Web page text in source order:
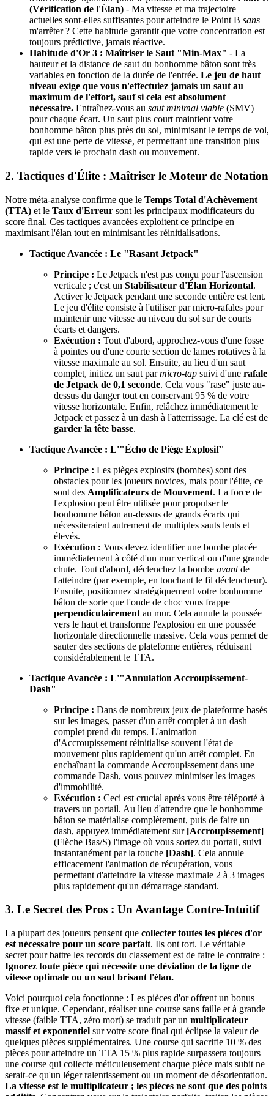
(Vérification de l'Élan) - Ma vitesse et ma trajectoire
actuelles sont-elles suffisantes pour atteindre le Point B sans
m'arrêter ? Cette habitude garantit que votre concentration est
toujours prédictive, jamais réactive.
Habitude d'Or 3 : Maîtriser le Saut "Min-Max" - La
hauteur et la distance de saut du bonhomme bâton sont très
variables en fonction de la durée de l'entrée. Le jeu de haut
niveau exige que vous n'effectuiez jamais un saut au
maximum de l'effort, sauf si cela est absolument
nécessaire. Entraînez-vous au saut minimal viable (SMV)
pour chaque écart. Un saut plus court maintient votre
bonhomme bâton plus près du sol, minimisant le temps de vol,
qui est une perte de vitesse, et permettant une transition plus
rapide vers le prochain dash ou mouvement.
2. Tactiques d'Élite : Maîtriser le Moteur de Notation
Notre méta-analyse confirme que le Temps Total d'Achèvement
(TTA) et le Taux d'Erreur sont les principaux modificateurs du
score final. Ces tactiques avancées exploitent ce principe en
maximisant l'élan tout en minimisant les réinitialisations.
Tactique Avancée : Le "Rasant Jetpack"
Principe : Le Jetpack n'est pas conçu pour l'ascension
verticale ; c'est un Stabilisateur d'Élan Horizontal.
Activer le Jetpack pendant une seconde entière est lent.
Le jeu d'élite consiste à l'utiliser par micro-rafales pour
maintenir une vitesse au niveau du sol sur de courts
écarts et dangers.
Exécution : Tout d'abord, approchez-vous d'une fosse
à pointes ou d'une courte section de lames rotatives à la
vitesse maximale au sol. Ensuite, au lieu d'un saut
complet, initiez un saut parmicro-tap suivi d'une rafale
de Jetpack de 0,1 seconde. Cela vous "rase" juste au-
dessus du danger tout en conservant 95 % de votre
vitesse horizontale. Enfin, relâchez immédiatement le
Jetpack et passez à un dash à l'atterrissage. La clé est de
garder la tête basse.
Tactique Avancée : L'"Écho de Piège Explosif"
Principe : Les pièges explosifs (bombes) sont des
obstacles pour les joueurs novices, mais pour l'élite, ce
sont des Amplificateurs de Mouvement. La force de
l'explosion peut être utilisée pour propulser le
bonhomme bâton au-dessus de grands écarts qui
nécessiteraient autrement de multiples sauts lents et
élevés.
Exécution : Vous devez identifier une bombe placée
immédiatement à côté d'un mur vertical ou d'une grande
chute. Tout d'abord, déclenchez la bombe avantde
l'atteindre (par exemple, en touchant le fil déclencheur).
Ensuite, positionnez stratégiquement votre bonhomme
bâton de sorte que l'onde de choc vous frappe
perpendiculairement au mur. Cela annule la poussée
vers le haut et transforme l'explosion en une poussée
horizontale directionnelle massive. Cela vous permet de
sauter des sections de plateforme entières, réduisant
considérablement le TTA.
Tactique Avancée : L'"Annulation Accroupissement-
Dash"
Principe : Dans de nombreux jeux de plateforme basés
sur les images, passer d'un arrêt complet à un dash
complet prend du temps. L'animation
d'Accroupissement réinitialise souvent l'état de
mouvement plus rapidement qu'un arrêt complet. En
enchaînant la commande Accroupissement dans une
commande Dash, vous pouvez minimiser les images
d'immobilité.
Exécution : Ceci est crucial après vous être téléporté à
travers un portail. Au lieu d'attendre que le bonhomme
bâton se matérialise complètement, puis de faire un
dash, appuyez immédiatement sur [Accroupissement]
(Flèche Bas/S) l'image où vous sortez du portail, suivi
instantanément par la touche [Dash]. Cela annule
efficacement l'animation de récupération, vous
permettant d'atteindre la vitesse maximale 2 à 3 images
plus rapidement qu'un démarrage standard.
3. Le Secret des Pros : Un Avantage Contre-Intuitif
La plupart des joueurs pensent que collecter toutes les pièces d'or
est nécessaire pour un score parfait. Ils ont tort. Le véritable
secret pour battre les records du classement est de faire le contraire :
Ignorez toute pièce qui nécessite une déviation de la ligne de
vitesse optimale ou un saut brisant l'élan.
Voici pourquoi cela fonctionne : Les pièces d'or offrent un bonus
fixe et unique. Cependant, réaliser une course sans faille et à grande
vitesse (faible TTA, zéro mort) se traduit par un multiplicateur
massif et exponentiel sur votre score final qui éclipse la valeur de
quelques pièces supplémentaires. Une course qui sacrifie 10 % des
pièces pour atteindre un TTA 15 % plus rapide surpassera toujours
une course qui collecte méticuleusement chaque pièce mais subit ne
serait-ce qu'un léger ralentissement ou un moment de désorientation.
La vitesse est le multiplicateur ; les pièces ne sont que des points